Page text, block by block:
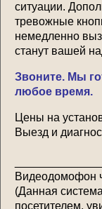
ситуации.
тревожные
немедленно
станут вашей
Звоните. Мы
любое время.
Цены на
Выезд и
Видеодомофон
(Данная
посетителем,